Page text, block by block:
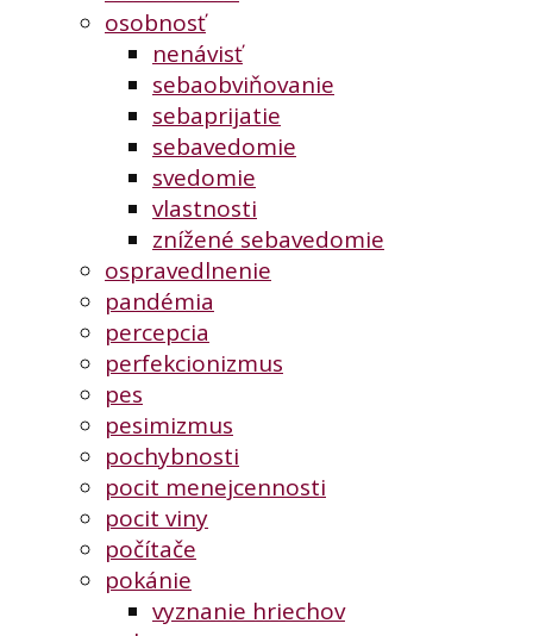
osobnosť
nenávisť
sebaobviňovanie
sebaprijatie
sebavedomie
svedomie
vlastnosti
znížené sebavedomie
ospravedlnenie
pandémia
percepcia
perfekcionizmus
pes
pesimizmus
pochybnosti
pocit menejcennosti
pocit viny
počítače
pokánie
vyznanie hriechov